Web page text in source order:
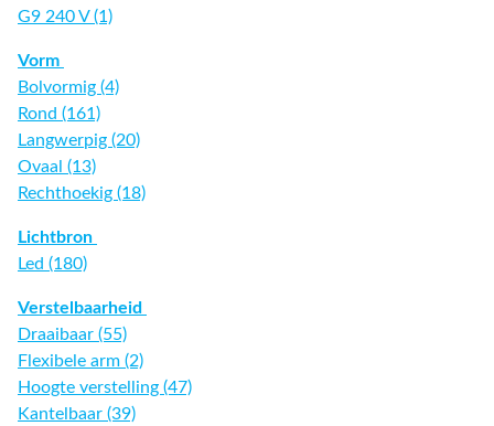
G9 240 V (1)
Vorm
Bolvormig (4)
Rond (161)
Langwerpig (20)
Ovaal (13)
Rechthoekig (18)
Lichtbron
Led (180)
Verstelbaarheid
Draaibaar (55)
Flexibele arm (2)
Hoogte verstelling (47)
Kantelbaar (39)